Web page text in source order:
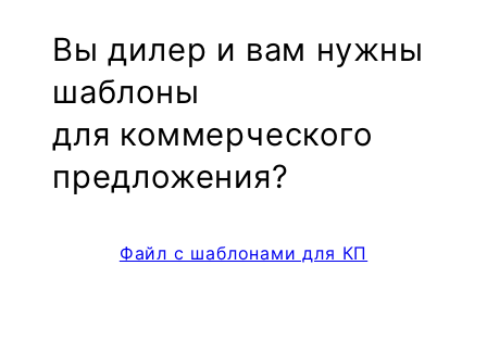
Вы дилер и вам нужны
шаблоны
для коммерческого
предложения?
Файл с шаблонами для КП